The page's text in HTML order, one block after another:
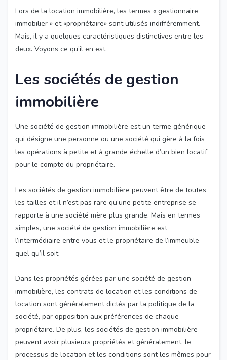
Lors de la location immobilière, les termes « gestionnaire
immobilier » et «propriétaire» sont utilisés indifféremment.
Mais, il y a quelques caractéristiques distinctives entre les
deux. Voyons ce qu’il en est.
Les sociétés de gestion
immobilière
Une société de gestion immobilière est un terme générique
qui désigne une personne ou une société qui gère à la fois
les opérations à petite et à grande échelle d’un bien locatif
pour le compte du propriétaire.
Les sociétés de gestion immobilière peuvent être de toutes
les tailles et il n’est pas rare qu’une petite entreprise se
rapporte à une société mère plus grande. Mais en termes
simples, une société de gestion immobilière est
l’intermédiaire entre vous et le propriétaire de l’immeuble –
quel qu’il soit.
Dans les propriétés gérées par une société de gestion
immobilière, les contrats de location et les conditions de
location sont généralement dictés par la politique de la
société, par opposition aux préférences de chaque
propriétaire. De plus, les sociétés de gestion immobilière
peuvent avoir plusieurs propriétés et généralement, le
processus de location et les conditions sont les mêmes pour